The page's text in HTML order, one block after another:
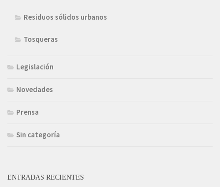
Residuos sólidos urbanos
Tosqueras
Legislación
Novedades
Prensa
Sin categoría
ENTRADAS RECIENTES